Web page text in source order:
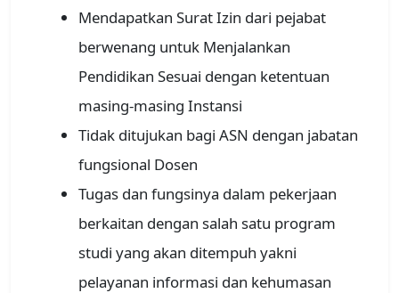
Mendapatkan Surat Izin dari pejabat
berwenang untuk Menjalankan
Pendidikan Sesuai dengan ketentuan
masing-masing Instansi
Tidak ditujukan bagi ASN dengan jabatan
fungsional Dosen
Tugas dan fungsinya dalam pekerjaan
berkaitan dengan salah satu program
studi yang akan ditempuh yakni
pelayanan informasi dan kehumasan